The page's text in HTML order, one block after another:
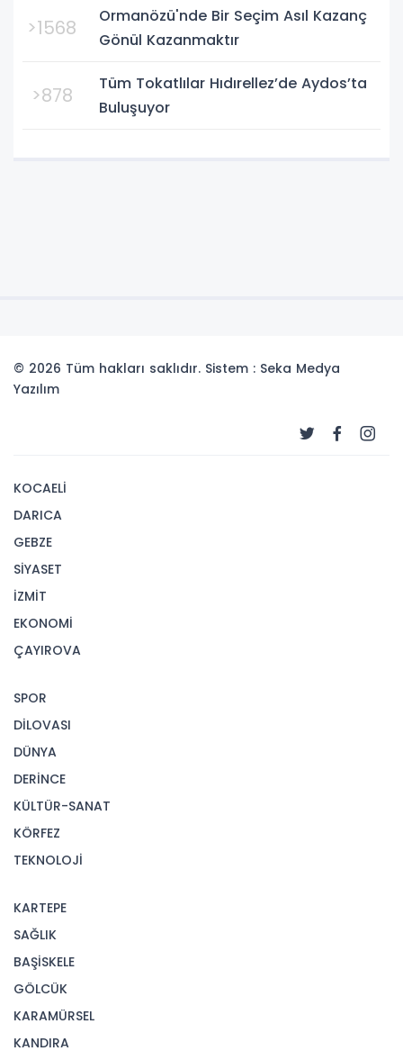
>1568
Ormanözü'nde Bir Seçim Asıl Kazanç
Gönül Kazanmaktır
>878
Tüm Tokatlılar Hıdırellez’de Aydos’ta
Buluşuyor
© 2026 Tüm hakları saklıdır. Sistem : Seka Medya
Yazılım
KOCAELİ
DARICA
GEBZE
SİYASET
İZMİT
EKONOMİ
ÇAYIROVA
SPOR
DİLOVASI
DÜNYA
DERİNCE
KÜLTÜR-SANAT
KÖRFEZ
TEKNOLOJİ
KARTEPE
SAĞLIK
BAŞİSKELE
GÖLCÜK
KARAMÜRSEL
KANDIRA